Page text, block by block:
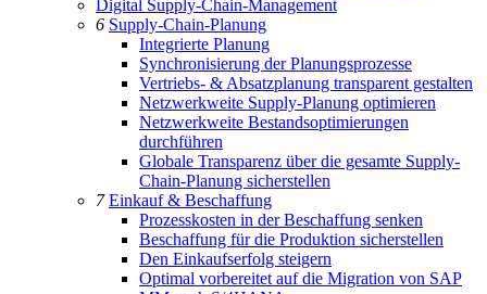
Digital Supply-Chain-Management
6 Supply-Chain-Planung
Integrierte Planung
Synchronisierung der Planungsprozesse
Vertriebs- & Absatzplanung transparent gestalten
Netzwerkweite Supply-Planung optimieren
Netzwerkweite Bestandsoptimierungen
durchführen
Globale Transparenz über die gesamte Supply-
Chain-Planung sicherstellen
7Einkauf & Beschaffung
Prozesskosten in der Beschaffung senken
Beschaffung für die Produktion sicherstellen
Den Einkaufserfolg steigern
Optimal vorbereitet auf die Migration von SAP